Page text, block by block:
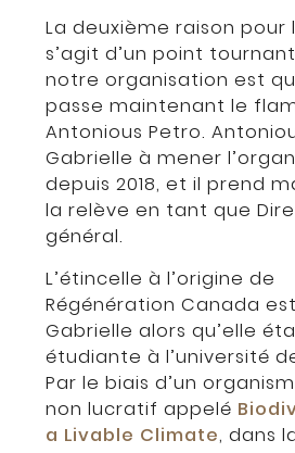
La deuxième raison pour
s’agit d’un point
notre organisation est
passe maintenant le
Antonious Petro.
Gabrielle à mener
depuis 2018, et il prend
la relève en tant que
général.
L’étincelle à l’origine de
Régénération Canada
Gabrielle alors qu’elle
étudiante à l’université
Par le biais d’un
non lucratif appelé
a Livable Climate, dans